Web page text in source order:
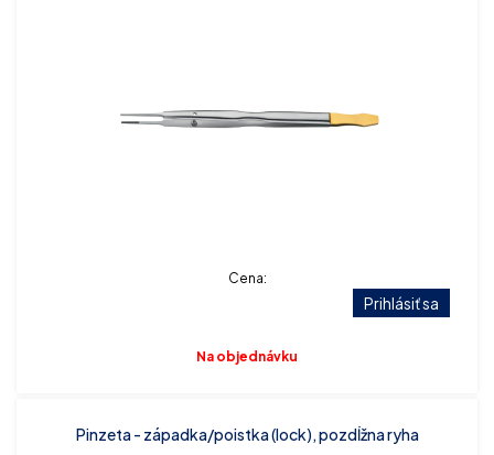
Cena:
Prihlásiť sa
Na objednávku
Pinzeta - západka/poistka (lock), pozdĺžna ryha